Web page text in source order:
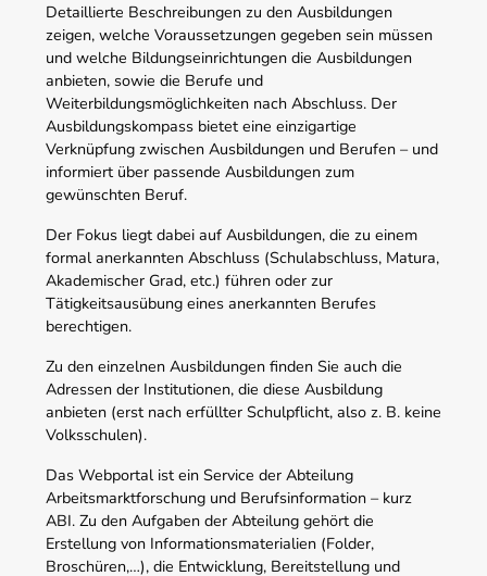
Detaillierte Beschreibungen zu den Ausbildungen
zeigen, welche Voraussetzungen gegeben sein müssen
und welche Bildungseinrichtungen die Ausbildungen
anbieten, sowie die Berufe und
Weiterbildungsmöglichkeiten nach Abschluss. Der
Ausbildungskompass bietet eine einzigartige
Verknüpfung zwischen Ausbildungen und Berufen – und
informiert über passende Ausbildungen zum
gewünschten Beruf.
Der Fokus liegt dabei auf Ausbildungen, die zu einem
formal anerkannten Abschluss (Schulabschluss, Matura,
Akademischer Grad, etc.) führen oder zur
Tätigkeitsausübung eines anerkannten Berufes
berechtigen.
Zu den einzelnen Ausbildungen finden Sie auch die
Adressen der Institutionen, die diese Ausbildung
anbieten (erst nach erfüllter Schulpflicht, also z. B. keine
Volksschulen).
Das Webportal ist ein Service der Abteilung
Arbeitsmarktforschung und Berufsinformation – kurz
ABI. Zu den Aufgaben der Abteilung gehört die
Erstellung von Informationsmaterialien (Folder,
Broschüren,…), die Entwicklung, Bereitstellung und